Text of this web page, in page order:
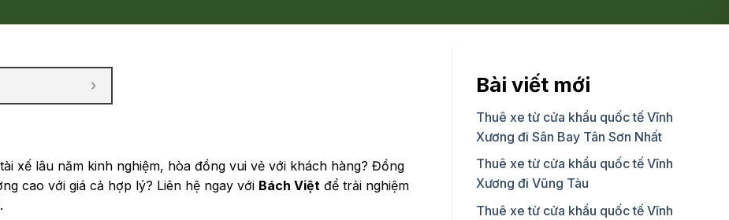
xế lâu năm kinh nghiệm, hòa đồng vui vẻ với khách hàng? Đồng
cao với giá cả hợp lý? Liên hệ ngay với Bách Việt để trải nghiệm
Bài viết mới
Thuê xe từ cửa khẩu quốc tế Vĩnh
Xương đi Sân Bay Tân Sơn Nhất
Thuê xe từ cửa khẩu quốc tế Vĩnh
Xương đi Vũng Tàu
Thuê xe từ cửa khẩu quốc tế Vĩnh